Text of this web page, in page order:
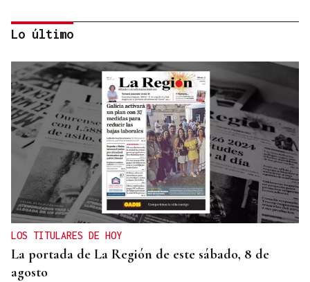
CANEDO
Un herido en la colisión entre dos coches en la
entrada a las termas de Outariz
Lo último
LOS TITULARES DE HOY
La portada de La Región de este sábado, 8 de
agosto